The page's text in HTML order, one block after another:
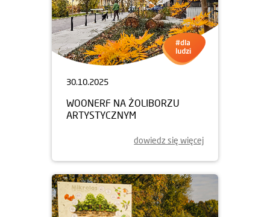
30.10.2025
WOONERF NA ŻOLIBORZU
ARTYSTYCZNYM
dowiedz się więcej